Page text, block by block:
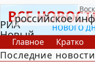
РИА
Новый
День
российское
Главное Кратко
В России
В мире
Последние новости